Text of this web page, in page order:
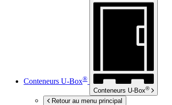
Conteneurs U-Box®
Conteneurs U-Box®
Retour au menu principal